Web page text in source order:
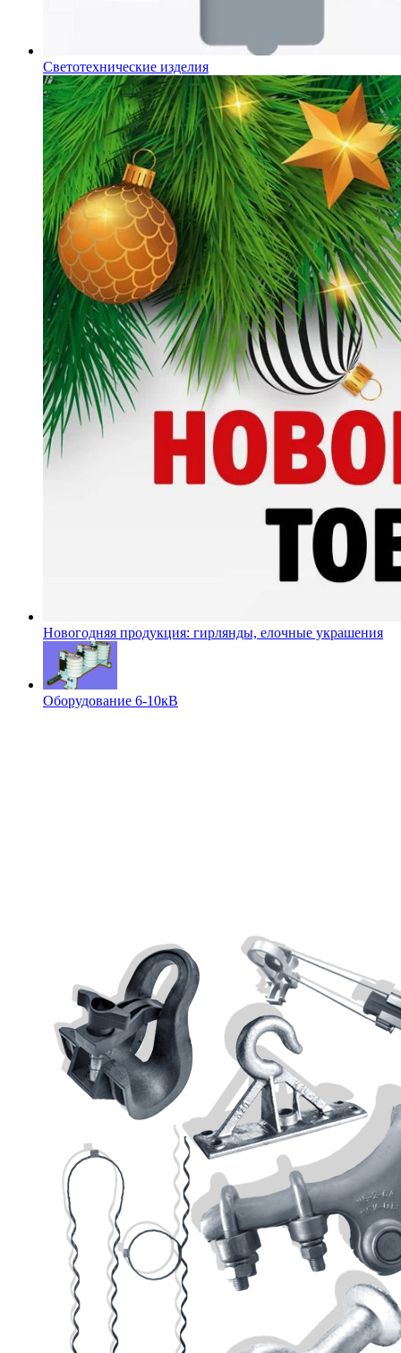
Светотехнические изделия
Новогодняя продукция: гирлянды, елочные украшения
Оборудование 6-10кВ